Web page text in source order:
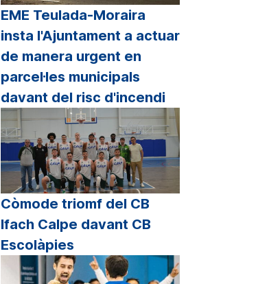
EME Teulada-Moraira
insta l'Ajuntament a actuar
de manera urgent en
parcel·les municipals
davant del risc d'incendi
Còmode triomf del CB
Ifach Calpe davant CB
Escolàpies